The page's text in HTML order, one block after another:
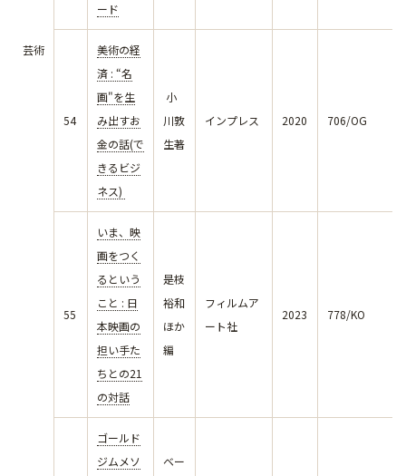
芸術
ード
54
美術の経
済 : “名
画"を生
み出すお
金の話(で
きるビジ
ネス)
小
川敦
生著
インプレス 2020 706/OG
55
いま、映
画をつく
るという
こと : 日
本映画の
担い手た
ちとの21
の対話
是枝
裕和
ほか
編
フィルムア
ート社
2023 778/KO
ゴールド
ジムメソ
ベー